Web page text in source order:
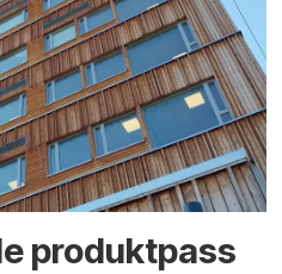
produktpass